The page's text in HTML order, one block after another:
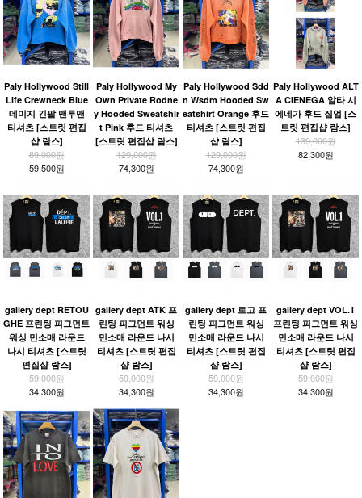
Paly Hollywood Still
Life Crewneck Blue
데미지 긴팔 맨투맨
티셔츠 [스트릿 편집
샵 람스]
89,000원
59,500원
Paly Hollywood My
Own Private Rodne
y Hooded Sweatshir
t Pink 후드 티셔츠
[스트릿 편집샵 람스]
129,000원
74,300원
Paly Hollywood Sdd
n Wsdm Hooded Sw
eatshirt Orange 후드
티셔츠 [스트릿 편집
샵 람스]
129,000원
74,300원
Paly Hollywood ALT
A CIENEGA 알타 시
에네가 후드 집업 [스
트릿 편집샵 람스]
139,000원
82,300원
gallery dept RETOU
GHE 프린팅 피그먼트
워싱 민소매 라운드
나시 티셔츠 [스트릿
편집샵 람스]
59,000원
34,300원
gallery dept ATK 프
린팅 피그먼트 워싱
민소매 라운드 나시
티셔츠 [스트릿 편집
샵 람스]
59,000원
34,300원
gallery dept 로고 프
린팅 피그먼트 워싱
민소매 라운드 나시
티셔츠 [스트릿 편집
샵 람스]
59,000원
34,300원
gallery dept VOL.1
프린팅 피그먼트 워싱
민소매 라운드 나시
티셔츠 [스트릿 편집
샵 람스]
59,000원
34,300원